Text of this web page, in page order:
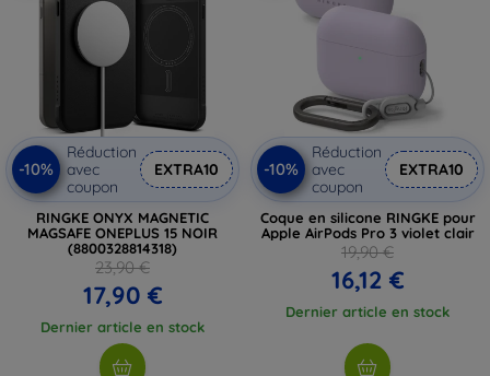
-10%
Réduction
avec
coupon
EXTRA10
RINGKE ONYX MAGNETIC
MAGSAFE ONEPLUS 15 NOIR
(8800328814318)
23,90 €
17,90 €
Dernier article en stock
-10%
Réduction
avec
coupon
EXTRA10
Coque en silicone RINGKE pour
Apple AirPods Pro 3 violet clair
19,90 €
16,12 €
Dernier article en stock